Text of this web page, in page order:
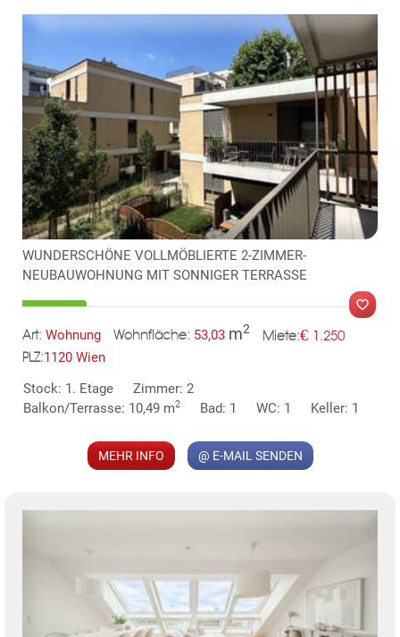
TE
KLIS
WUNDERSCHÖNE VOLLMÖBLIERTE 2-ZIMMER-
NEUBAUWOHNUNG MIT SONNIGER TERRASSE
Art: Wohnung Wohnfläche: 53,03 m2 Miete:€ 1.250
PLZ:1120 Wien
Stock: 1. Etage
Zimmer: 2
Balkon/Terrasse: 10,49 m2 Bad: 1 WC: 1 Keller: 1
MEHR INFO @ E-MAIL SENDEN